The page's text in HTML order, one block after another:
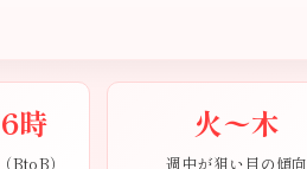
時
BtoB）
火〜木
週中が狙い目の傾向